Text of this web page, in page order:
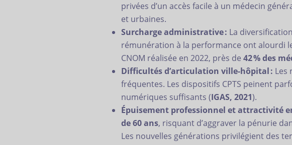
privées d’un accès facile à un médecin
et urbaines.
Surcharge administrative : La
rémunération à la performance ont alourdi
CNOM réalisée en 2022, près de 42 % des
Difficultés d’articulation ville-hôpital : Les
fréquentes. Les dispositifs CPTS peinent
numériques suffisants (IGAS, 2021).
Épuisement professionnel et attractivité
de 60 ans, risquant d’aggraver la pénurie
Les nouvelles générations privilégient des